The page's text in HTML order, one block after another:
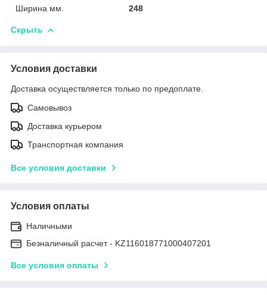
Ширина мм. 248
Скрыть
Условия доставки
Доставка осуществляется только по предоплате.
Самовывоз
Доставка курьером
Транспортная компания
Все условия доставки
Условия оплаты
Наличными
Безналичный расчет - KZ116018771000407201
Все условия оплаты